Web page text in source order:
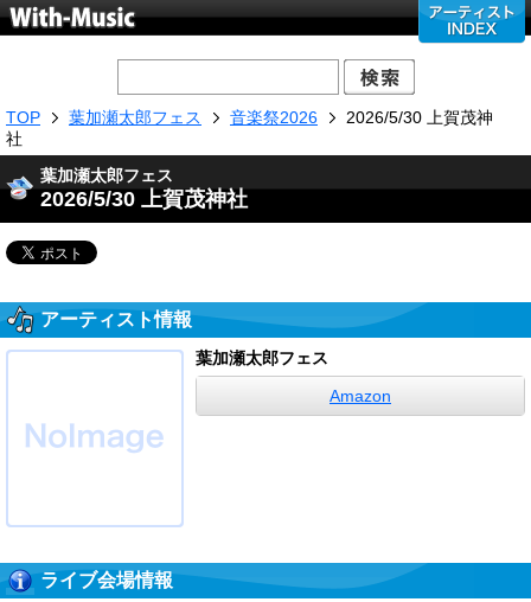
TOP 葉加瀬太郎フェス 音楽祭2026
2026/5/30 上賀茂神
社
葉加瀬太郎フェス
2026/5/30 上賀茂神社
アーティスト情報
葉加瀬太郎フェス
Amazon
ライブ会場情報